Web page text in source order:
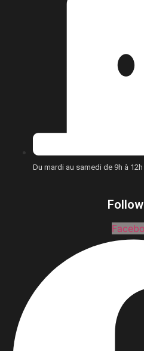
Du mardi au samedi de 9h à